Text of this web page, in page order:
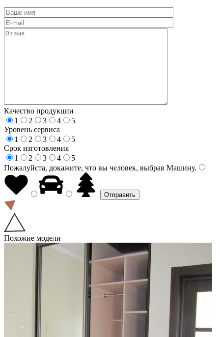
Качество продукции
1
2 3 4
5
Уровень сервиса
1
2 3 4
5
Срок изготовления
1
2 3 4
5
Пожалуйста, докажите, что вы человек, выбрав Машину.
Похожие модели